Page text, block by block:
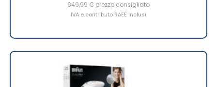
649,99 € prezzo consigliato
IVA e contributo RAEE inclusi